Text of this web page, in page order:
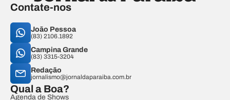
Contate-nos
João Pessoa
(83) 2106.1892
Campina Grande
(83) 3315-3204
Redação
jornalismo@jornaldaparaiba.com.br
Qual a Boa?
Agenda de Shows